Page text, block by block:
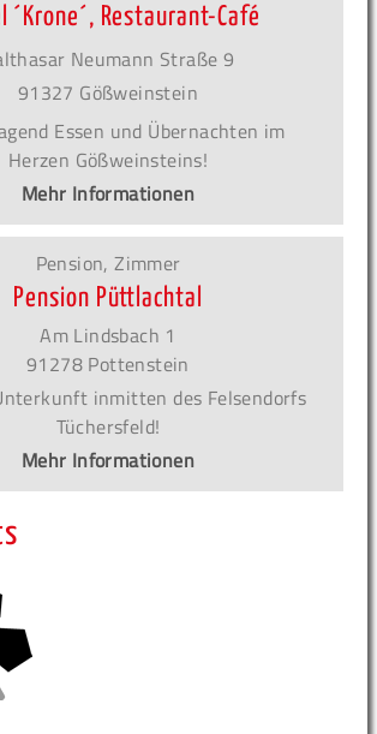
´Krone´, Restaurant-Café
Neumann Straße 9
91327 Gößweinstein
Essen und Übernachten im
Herzen Gößweinsteins!
Mehr Informationen
Pension, Zimmer
Pension Püttlachtal
Am Lindsbach 1
91278 Pottenstein
inmitten des Felsendorfs
Tüchersfeld!
Mehr Informationen